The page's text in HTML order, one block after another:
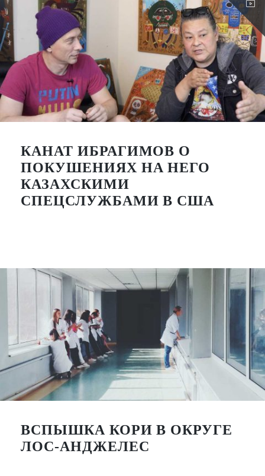
КАНАТ ИБРАГИМОВ О
ПОКУШЕНИЯХ НА НЕГО
КАЗАХСКИМИ
СПЕЦСЛУЖБАМИ В США
ВСПЫШКА КОРИ В ОКРУГЕ
ЛОС-АНДЖЕЛЕС